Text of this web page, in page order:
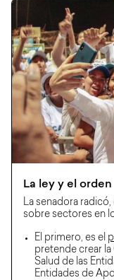
La ley y el orden
La senadora
sobre sectores en
El primero, es el
pretende crear
Salud de las
Entidades de